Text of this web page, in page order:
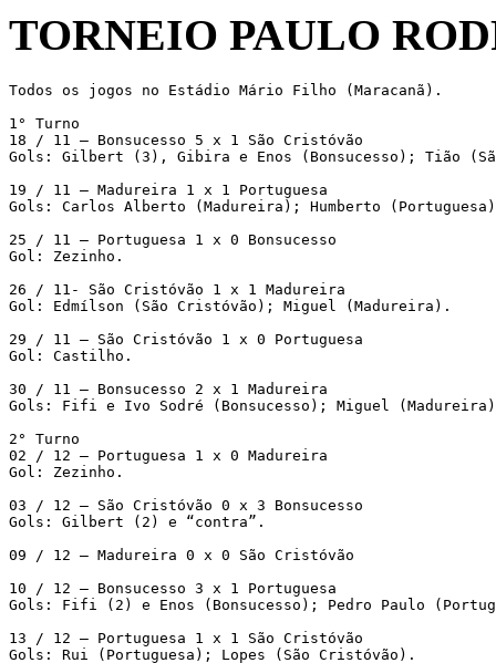
TORNEIO PAULO
Todos os jogos no Estádio Mário Filho (Maracanã).
1° Turno
18 / 11 – Bonsucesso 5 x 1 São Cristóvão
Gols: Gilbert (3), Gibira e Enos (Bonsucesso); Tião
19 / 11 – Madureira 1 x 1 Portuguesa
Gols: Carlos Alberto (Madureira); Humberto
25 / 11 – Portuguesa 1 x 0 Bonsucesso
Gol: Zezinho.
26 / 11- São Cristóvão 1 x 1 Madureira
Gol: Edmílson (São Cristóvão); Miguel (Madureira).
29 / 11 – São Cristóvão 1 x 0 Portuguesa
Gol: Castilho.
30 / 11 – Bonsucesso 2 x 1 Madureira
Gols: Fifi e Ivo Sodré (Bonsucesso); Miguel
2° Turno
02 / 12 – Portuguesa 1 x 0 Madureira
Gol: Zezinho.
03 / 12 – São Cristóvão 0 x 3 Bonsucesso
Gols: Gilbert (2) e “contra”.
09 / 12 – Madureira 0 x 0 São Cristóvão
10 / 12 – Bonsucesso 3 x 1 Portuguesa
Gols: Fifi (2) e Enos (Bonsucesso); Pedro Paulo
13 / 12 – Portuguesa 1 x 1 São Cristóvão
Gols: Rui (Portuguesa); Lopes (São Cristóvão).